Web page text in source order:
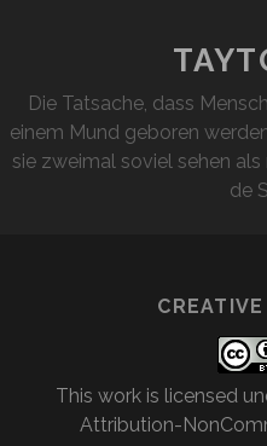
Die Tatsache, dass
einem Mund geboren
sie zweimal soviel sehen
de
This work is licensed
Attribution-